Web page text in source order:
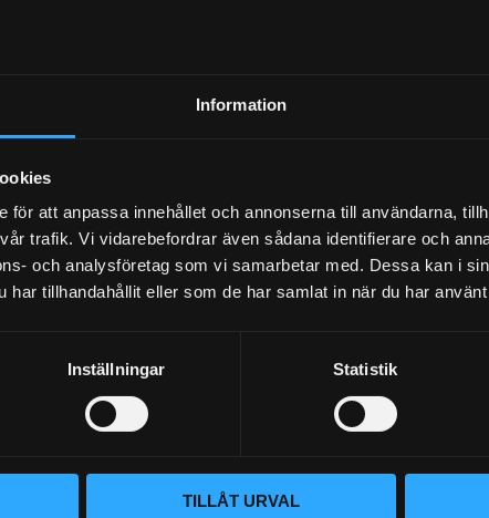
Information
för att anpassa innehållet och annonserna till användarna,
trafik. Vi vidarebefordrar även sådana identifierare och
och analysföretag som vi samarbetar med. Dessa kan i
har tillhandahållit eller som de har samlat in när du har
Inställningar Statistik
TILLÅT URVAL
NYHETSBREV
PRENUMERERA